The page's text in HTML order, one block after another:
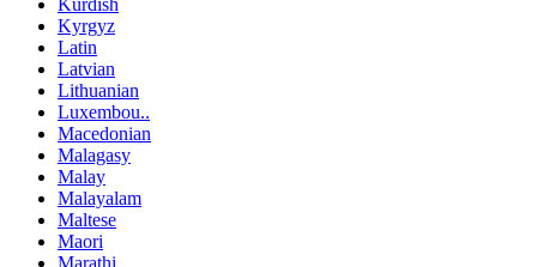
Kurdish
Kyrgyz
Latin
Latvian
Lithuanian
Luxembou..
Macedonian
Malagasy
Malay
Malayalam
Maltese
Maori